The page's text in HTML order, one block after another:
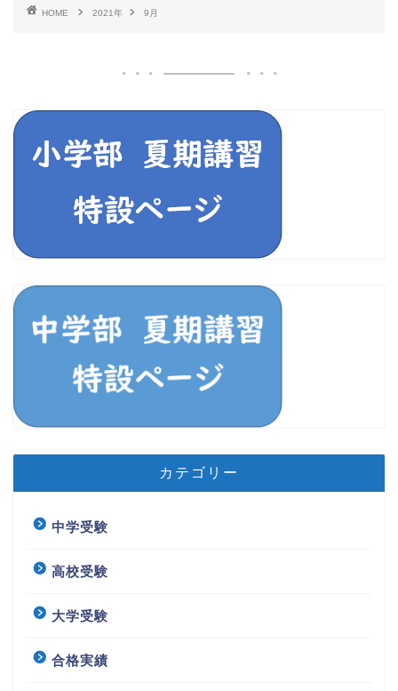
HOME 2021年 9月
カテゴリー
中学受験
高校受験
大学受験
合格実績